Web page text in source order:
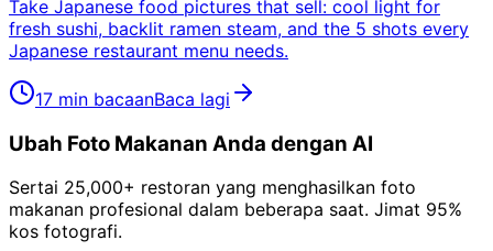
Take Japanese food pictures that sell: cool light for
fresh sushi, backlit ramen steam, and the 5 shots every
Japanese restaurant menu needs.
17 min bacaanBaca lagi
Ubah Foto Makanan Anda dengan AI
Sertai 25,000+ restoran yang menghasilkan foto
makanan profesional dalam beberapa saat. Jimat 95%
kos fotografi.